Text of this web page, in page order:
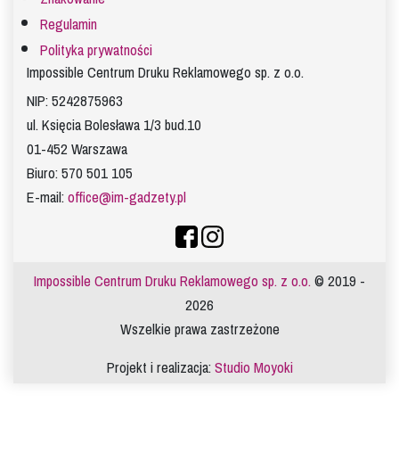
Regulamin
Polityka prywatności
Impossible Centrum Druku Reklamowego sp. z o.o.
NIP: 5242875963
ul. Księcia Bolesława 1/3 bud.10
01-452 Warszawa
Biuro: 570 501 105
E-mail:office@im-gadzety.pl
Impossible Centrum Druku Reklamowego sp. z o.o.© 2019 -
2026
Wszelkie prawa zastrzeżone
Projekt i realizacja:Studio Moyoki